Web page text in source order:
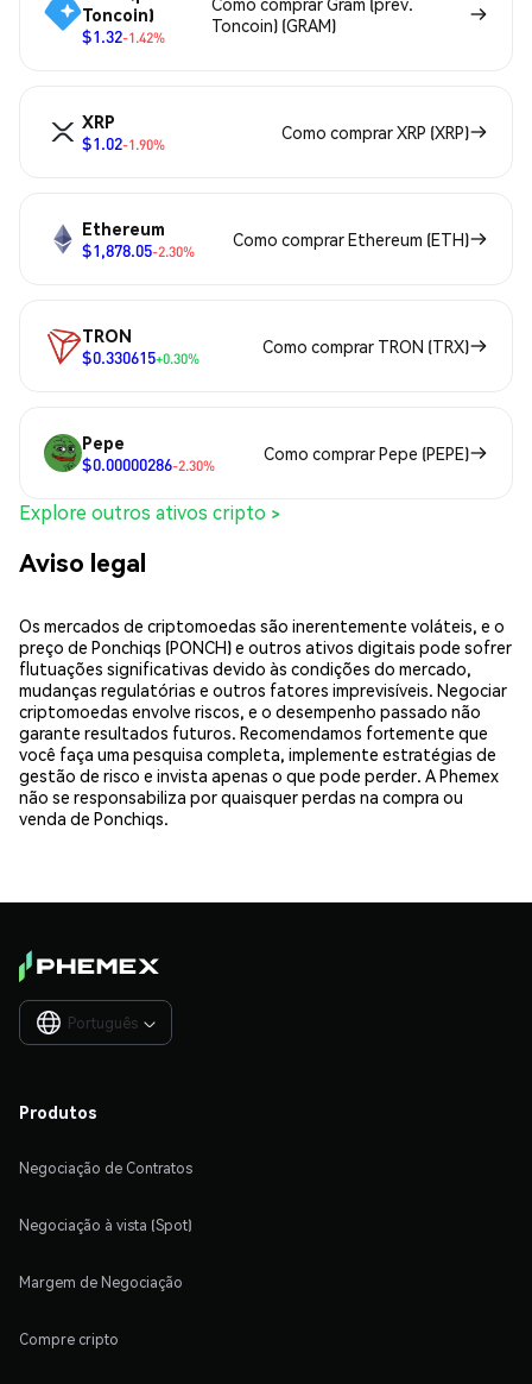
Toncoin)
$1.32-1.42%
Toncoin) (GRAM)
XRP
$1.02-1.90%
Como comprar XRP (XRP)
Ethereum
$1,878.05-2.30%
Como comprar Ethereum (ETH)
TRON
$0.330615+0.30%
Como comprar TRON (TRX)
Pepe
$0.00000286-2.30%
Como comprar Pepe (PEPE)
Explore outros ativos cripto >
Aviso legal
Os mercados de criptomoedas são inerentemente voláteis, e o
preço de Ponchiqs (PONCH) e outros ativos digitais pode sofrer
flutuações significativas devido às condições do mercado,
mudanças regulatórias e outros fatores imprevisíveis. Negociar
criptomoedas envolve riscos, e o desempenho passado não
garante resultados futuros. Recomendamos fortemente que
você faça uma pesquisa completa, implemente estratégias de
gestão de risco e invista apenas o que pode perder. A Phemex
não se responsabiliza por quaisquer perdas na compra ou
venda de Ponchiqs.
Português 
Produtos
Negociação de Contratos
Negociação à vista (Spot)
Margem de Negociação
Compre cripto